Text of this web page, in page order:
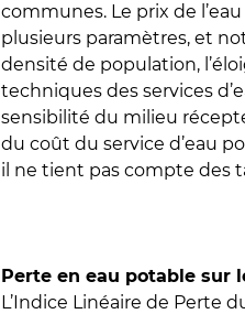
communes. Le prix de
plusieurs paramètres, et
densité de population,
techniques des services
sensibilité du milieu
du coût du service d’eau
il ne tient pas compte des
Perte en eau potable sur
L’Indice Linéaire de Perte